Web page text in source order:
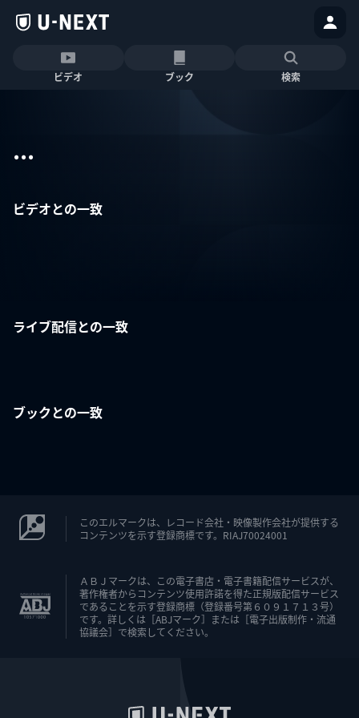
ビデオ ブック 検索
...
ビデオとの一致
ライブ配信との一致
ブックとの一致
このエルマークは、レコード会社・映像製作会社が提供する
コンテンツを示す登録商標です。RIAJ70024001
ＡＢＪマークは、この電子書店・電子書籍配信サービスが、
著作権者からコンテンツ使用許諾を得た正規版配信サービス
であることを示す登録商標（登録番号第６０９１７１３号）
です。詳しくは［ABJマーク］または［電子出版制作・流通
協議会］で検索してください。